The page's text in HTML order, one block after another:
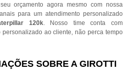
orçamento agora mesmo com nossa
para um atendimento personalizado
120k. Nosso time conta com
ao cliente, não perca tempo
SOBRE A GIROTTI